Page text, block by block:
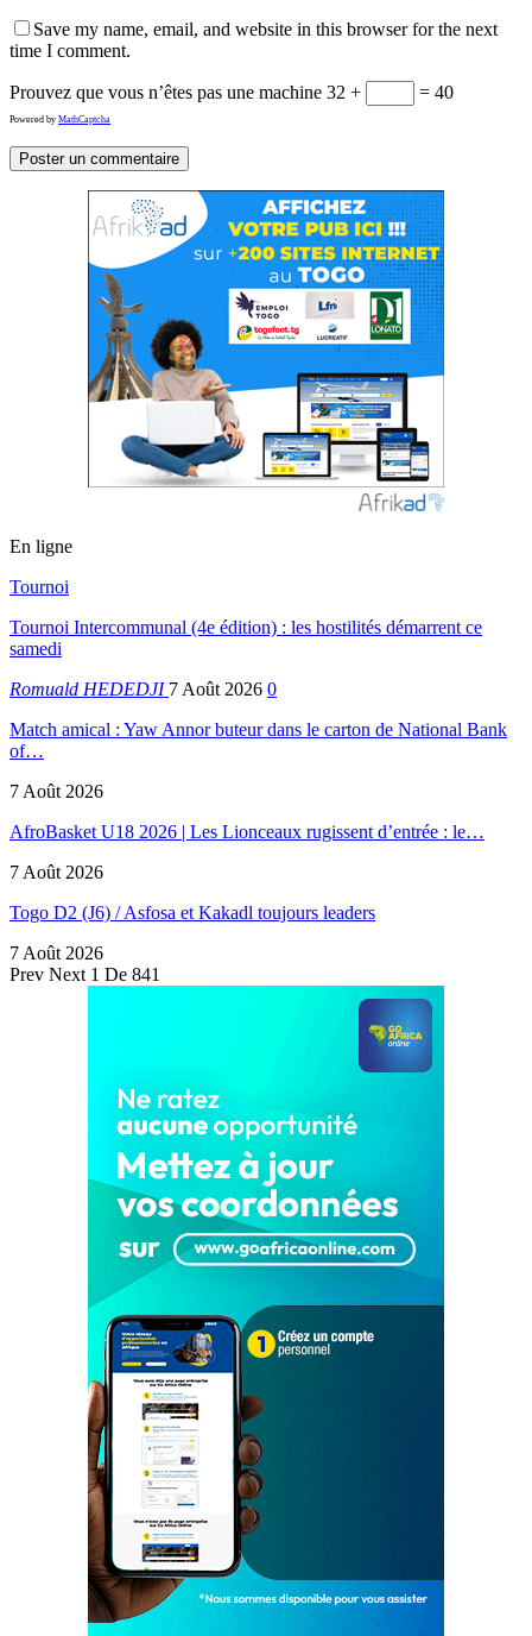
Save my name, email, and website in this browser for the next
time I comment.
Prouvez que vous n’êtes pas une machine 32 + = 40
Powered by MathCaptcha
En ligne
Tournoi
Tournoi Intercommunal (4e édition) : les hostilités démarrent ce
samedi
Romuald HEDEDJI 7 Août 2026 0
Match amical : Yaw Annor buteur dans le carton de National Bank
of…
7 Août 2026
AfroBasket U18 2026 | Les Lionceaux rugissent d’entrée : le…
7 Août 2026
Togo D2 (J6) / Asfosa et Kakadl toujours leaders
7 Août 2026
Prev Next 1 De 841